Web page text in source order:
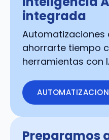
integrada
Automatizaciones
ahorrarte tiempo
herramientas con
Preparamos